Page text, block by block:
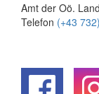
Amt der Oö.
Telefon (+43